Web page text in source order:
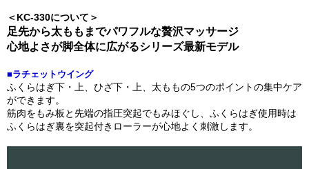
＜KC-330について＞
足先から太ももまでパワフルな贅沢マッサージ
心地よさが脚全体に広がるシリーズ最新モデル
■ラチェットウイング
ふくらはぎ下・上、ひざ下・上、太ももの5つのポイントの集中ケア
ができます。
筋肉をもみ板と先端の指圧突起でもみほぐし、ふくらはぎ使用時は
ふくらはぎ裏を突起付きローラーが心地よく刺激します。